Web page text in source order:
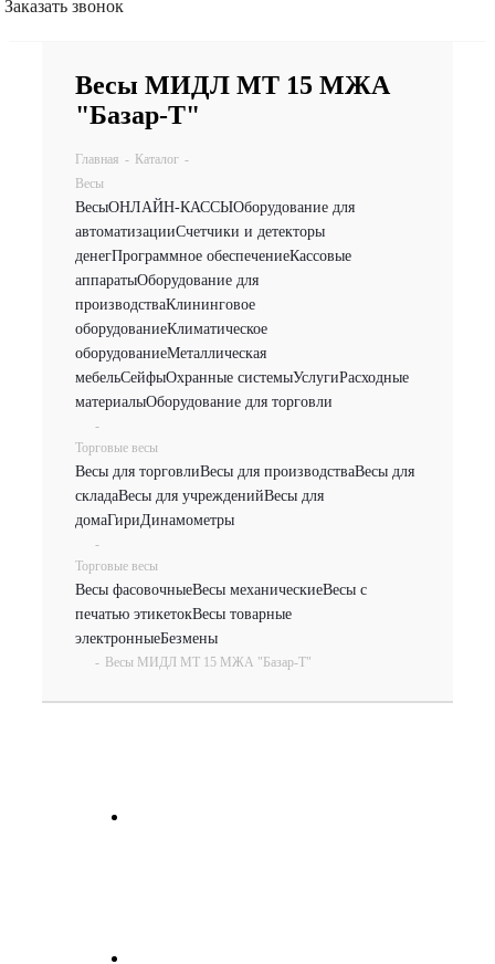
Заказать звонок
Весы МИДЛ МТ 15 МЖА
"Базар-Т"
Главная - Каталог -
Весы
ВесыОНЛАЙН-КАССЫОборудование для
автоматизацииСчетчики и детекторы
денегПрограммное обеспечениеКассовые
аппаратыОборудование для
производстваКлининговое
оборудованиеКлиматическое
оборудованиеМеталлическая
мебельСейфыОхранные системыУслугиРасходные
материалыОборудование для торговли
-
Торговые весы
Весы для торговлиВесы для производстваВесы для
складаВесы для учрежденийВесы для
домаГириДинамометры
-
Торговые весы
Весы фасовочныеВесы механическиеВесы с
печатью этикетокВесы товарные
электронныеБезмены
- Весы МИДЛ МТ 15 МЖА "Базар-Т"